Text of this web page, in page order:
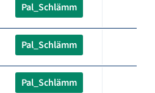
Pal_Schlämm
Pal_Schlämm
Pal_Schlämm